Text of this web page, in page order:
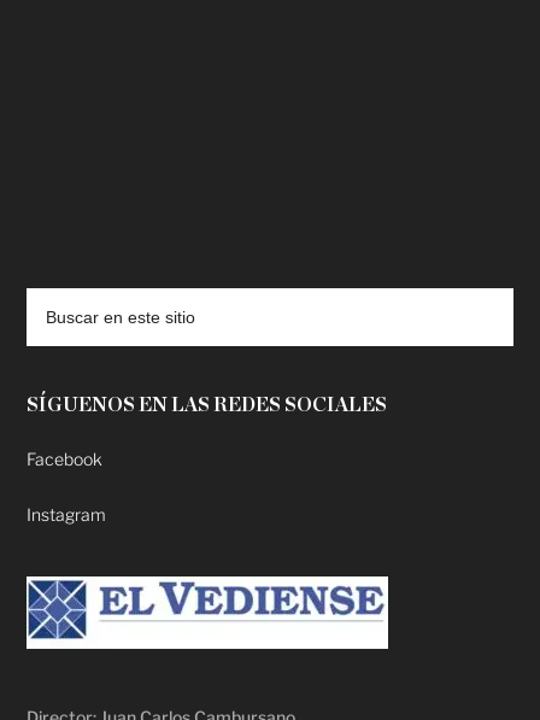
SÍGUENOS EN LAS REDES SOCIALES
Facebook
Instagram